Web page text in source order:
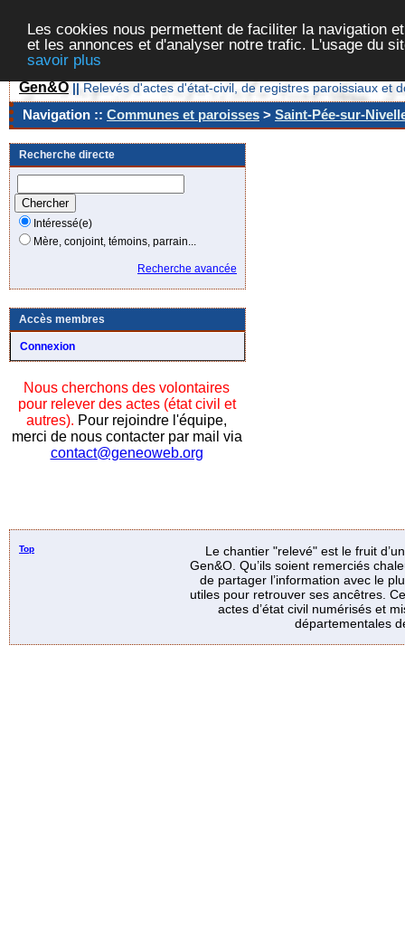
Les cookies nous permettent de faciliter la navigation
et les annonces et d'analyser notre trafic. L'usage du
savoir plus
Gen&O || Relevés d'actes d'état-civil, de registres paroissiaux et
Navigation :: Communes et paroisses > Saint-Pée-sur-
Recherche directe
Intéressé(e)
Mère, conjoint, témoins, parrain...
Recherche avancée
Accès membres
Connexion
Nous cherchons des volontaires
pour relever des actes (état civil et
autres). Pour rejoindre l'équipe,
merci de nous contacter par mail via
contact@geneoweb.org
Top
Le chantier "relevé" est le fruit
Gen&O. Qu’ils soient remerciés
de partager l’information avec le
utiles pour retrouver ses ancêtres.
actes d’état civil numérisés et
départementales